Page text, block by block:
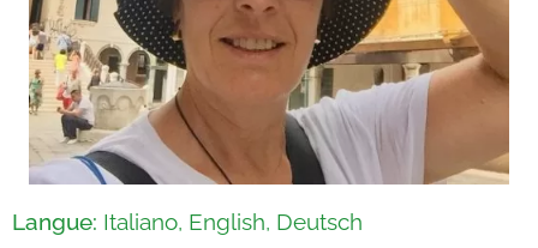
Langue: Italiano, English, Deutsch